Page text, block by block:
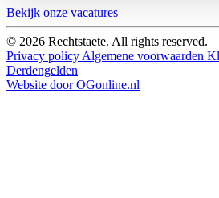
Bekijk onze vacatures
© 2026 Rechtstaete. All rights reserved.
Privacy policy Algemene voorwaarden
Derdengelden
Website door OGonline.nl